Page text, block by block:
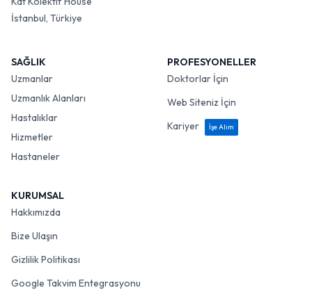
İstanbul, Türkiye
SAĞLIK
Uzmanlar
Uzmanlık Alanları
Hastalıklar
Hizmetler
Hastaneler
PROFESYONELLER
Doktorlar İçin
Web Siteniz İçin
Kariyer
İşe Alım
KURUMSAL
Hakkımızda
Bize Ulaşın
Gizlilik Politikası
Google Takvim Entegrasyonu